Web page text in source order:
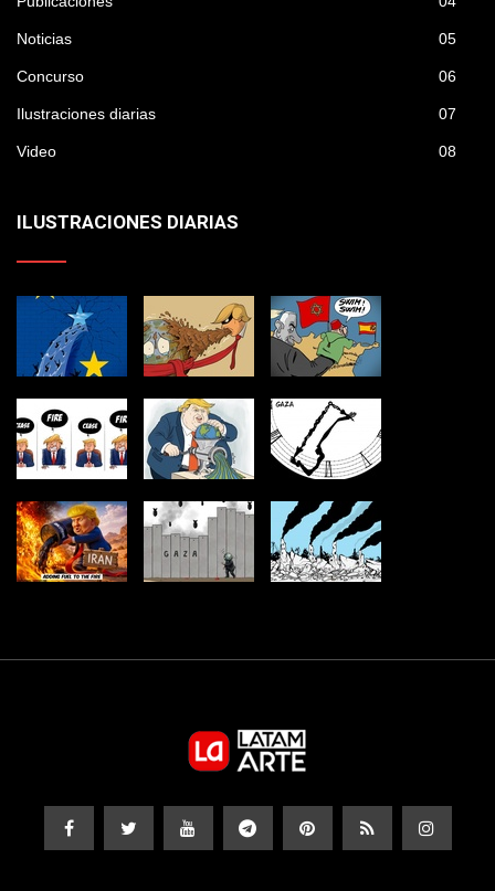
Noticias 05
Concurso 06
Ilustraciones diarias 07
Video 08
ILUSTRACIONES DIARIAS